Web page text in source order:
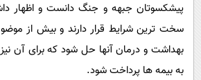
پیشکسوتان جبهه و جنگ دانست و اظهار
سخت ترین شرایط قرار دارند و بیش از
بهداشت و درمان آنها حل شود که برای آن
به بیمه ها پرداخت شود.